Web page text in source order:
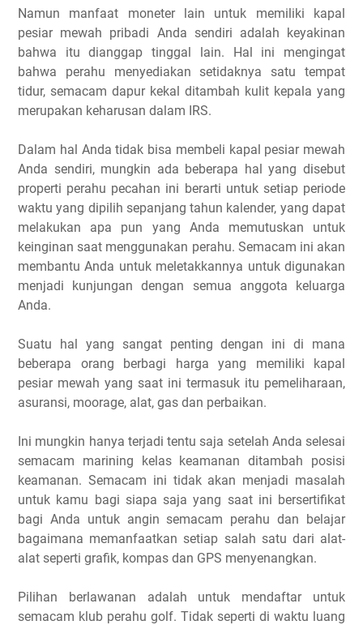
Namun manfaat moneter lain untuk memiliki kapal
pesiar mewah pribadi Anda sendiri adalah keyakinan
bahwa itu dianggap tinggal lain. Hal ini mengingat
bahwa perahu menyediakan setidaknya satu tempat
tidur, semacam dapur kekal ditambah kulit kepala yang
merupakan keharusan dalam IRS.
Dalam hal Anda tidak bisa membeli kapal pesiar mewah
Anda sendiri, mungkin ada beberapa hal yang disebut
properti perahu pecahan ini berarti untuk setiap periode
waktu yang dipilih sepanjang tahun kalender, yang dapat
melakukan apa pun yang Anda memutuskan untuk
keinginan saat menggunakan perahu. Semacam ini akan
membantu Anda untuk meletakkannya untuk digunakan
menjadi kunjungan dengan semua anggota keluarga
Anda.
Suatu hal yang sangat penting dengan ini di mana
beberapa orang berbagi harga yang memiliki kapal
pesiar mewah yang saat ini termasuk itu pemeliharaan,
asuransi, moorage, alat, gas dan perbaikan.
Ini mungkin hanya terjadi tentu saja setelah Anda selesai
semacam marining kelas keamanan ditambah posisi
keamanan. Semacam ini tidak akan menjadi masalah
untuk kamu bagi siapa saja yang saat ini bersertifikat
bagi Anda untuk angin semacam perahu dan belajar
bagaimana memanfaatkan setiap salah satu dari alat-
alat seperti grafik, kompas dan GPS menyenangkan.
Pilihan berlawanan adalah untuk mendaftar untuk
semacam klub perahu golf. Tidak seperti di waktu luang